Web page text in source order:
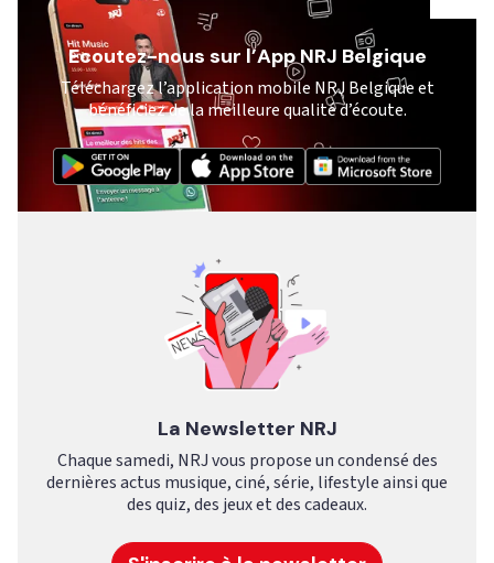
Ecoutez-nous sur l’App NRJ Belgique
Téléchargez l’application mobile NRJ Belgique et
bénéficiez de la meilleure qualité d’écoute.
La Newsletter NRJ
Chaque samedi, NRJ vous propose un condensé des
dernières actus musique, ciné, série, lifestyle ainsi que
des quiz, des jeux et des cadeaux.